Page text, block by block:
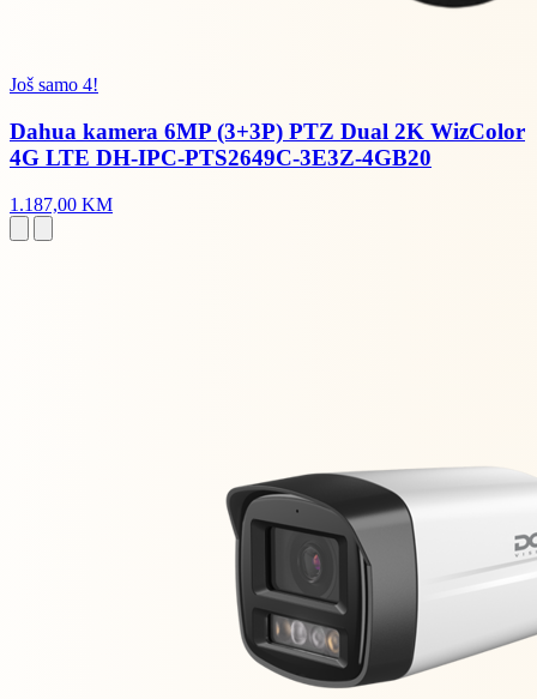
Još samo 4!
Dahua kamera 6MP (3+3P) PTZ Dual 2K WizColor
4G LTE DH-IPC-PTS2649C-3E3Z-4GB20
1.187,00 KM